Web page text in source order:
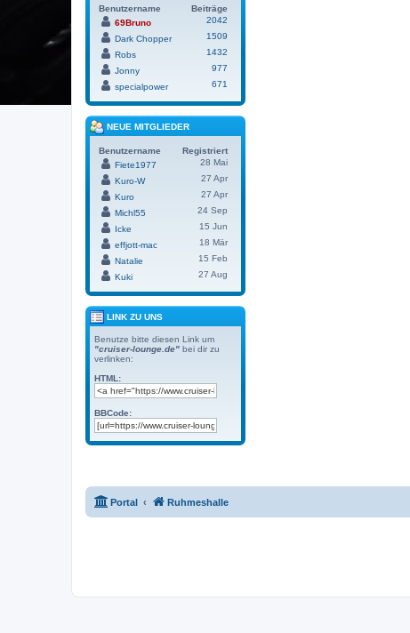
Benutzername
Beiträge
69Bruno
2042
Dark Chopper
1509
Robs
1432
Jonny
977
specialpower
671
NEUE MITGLIEDER
Benutzername
Registriert
Fiete1977
28 Mai
Kuro-W
27 Apr
Kuro
27 Apr
Michl55
24 Sep
Icke
15 Jun
effjott-mac
18 Mär
Natalie
15 Feb
Kuki
27 Aug
LINK ZU UNS
Benutze bitte diesen Link um
"cruiser-lounge.de" bei dir zu
verlinken:
HTML:
BBCode:
Portal Ruhmeshalle